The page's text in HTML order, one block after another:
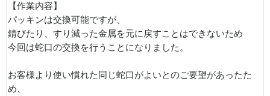
【作業内容】
パッキンは交換可能ですが、
錆びたり、すり減った金属を元に戻すことはできないため
今回は蛇口の交換を行うことになりました。
お客様より使い慣れた同じ蛇口がよいとのご要望があったた
め、